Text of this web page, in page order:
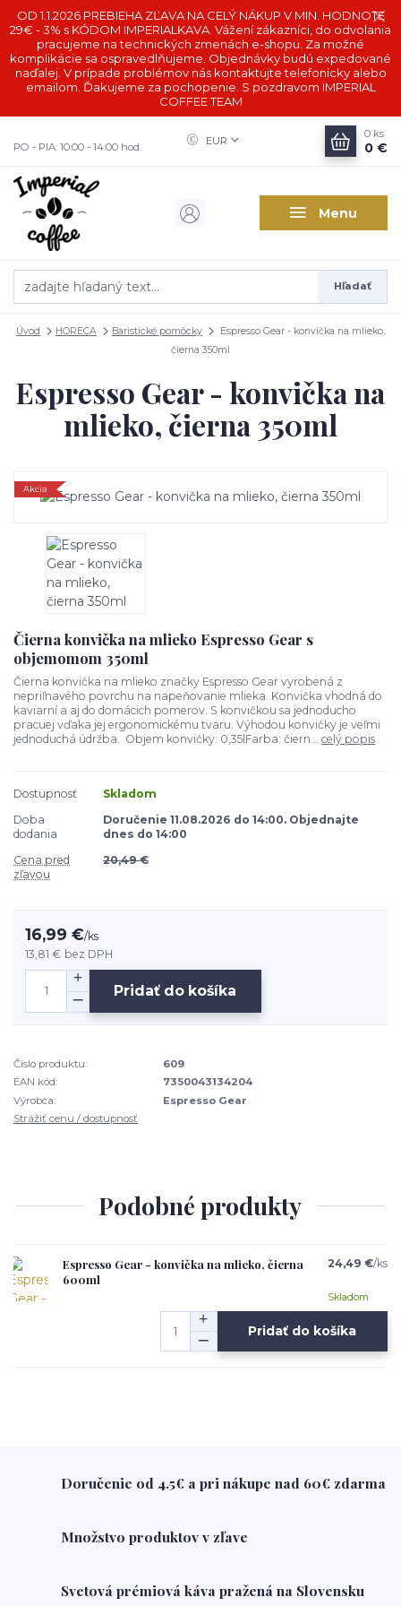
OD 1.1.2026 PREBIEHA ZĽAVA NA CELÝ NÁKUP V MIN. HODNOTE
29€ - 3% s KÓDOM IMPERIALKAVA. Vážení zákazníci, do odvolania
pracujeme na technických zmenách e-shopu. Za možné
komplikácie sa ospravedlňujeme. Objednávky budú expedované
naďalej. V prípade problémov nás kontaktujte telefonicky alebo
emailom. Ďakujeme za pochopenie. S pozdravom IMPERIAL
COFFEE TEAM
Menu
EUR
Hľadať
PO - PIA: 10:00 - 14:00 hod.
0 ks
0 €
Úvod HORECA Baristické pomôcky
Espresso Gear - konvička na mlieko,
čierna 350ml
Espresso Gear - konvička na
mlieko, čierna 350ml
Akcia
Čierna konvička na mlieko Espresso Gear s
objemomom 350ml
Čierna konvička na mlieko značky Espresso Gear vyrobená z
nepriľnavého povrchu na napeňovanie mlieka. Konvička vhodná do
kaviarní a aj do domácich pomerov. S konvičkou sa jednoducho
pracuej vďaka jej ergonomickému tvaru. Výhodou konvičky je veľmi
jednoduchá údržba. Objem konvičky: 0,35lFarba: čiern... celý popis
Dostupnosť
Skladom
Doba
dodania
Doručenie 11.08.2026 do 14:00. Objednajte
dnes do 14:00
Cena pred
zľavou
20,49 €
16,99 €/ks
13,81 € bez DPH
Pridať do košíka
Číslo produktu:
609
EAN kód:
7350043134204
Výrobca:
Espresso Gear
Strážiť cenu / dostupnosť
Podobné produkty
Espresso Gear - konvička na mlieko, čierna
600ml
24,49 €/ks
Skladom
Pridať do košíka
Doručenie od 4.5€ a pri nákupe nad 60€ zdarma
Množstvo produktov v zľave
Svetová prémiová káva pražená na Slovensku